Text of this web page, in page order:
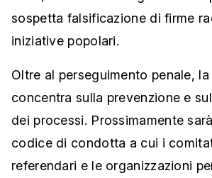
sospetta falsificazione di firme
iniziative popolari.
Oltre al perseguimento penale,
concentra sulla prevenzione e
dei processi. Prossimamente
codice di condotta a cui i
referendari e le organizzazioni